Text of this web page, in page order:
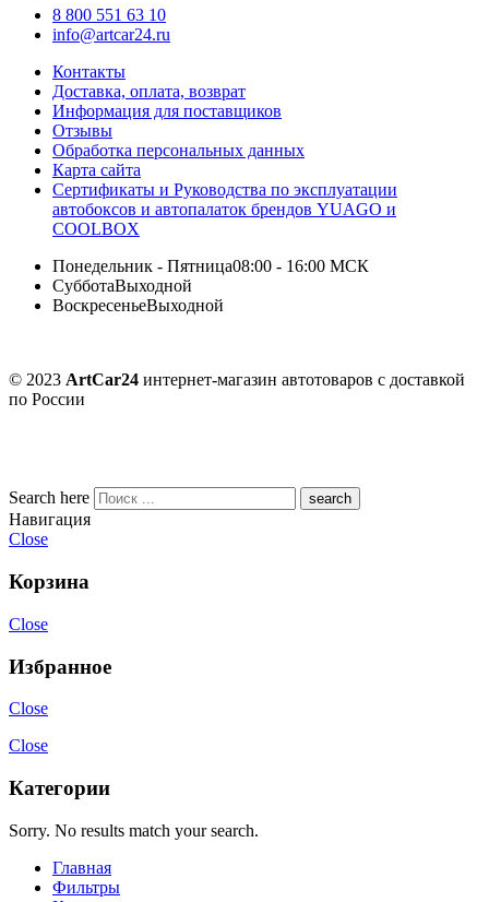
8 800 551 63 10
info@artcar24.ru
Контакты
Доставка, оплата, возврат
Информация для поставщиков
Отзывы
Обработка персональных данных
Карта сайта
Сертификаты и Руководства по эксплуатации
автобоксов и автопалаток брендов YUAGO и
COOLBOX
Понедельник - Пятница08:00 - 16:00 МСК
СубботаВыходной
ВоскресеньеВыходной
© 2023 ArtCar24 интернет-магазин автотоваров с доставкой
по России
Search here
Навигация
Close
Корзина
Close
Избранное
Close
Close
Категории
Sorry. No results match your search.
Главная
Фильтры